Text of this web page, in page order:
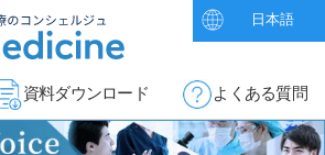
日本語
資料ダウンロード よくある質問